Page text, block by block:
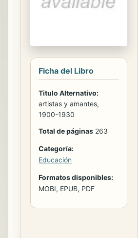
Ficha del Libro
Titulo Alternativo:
artistas y amantes,
1900-1930
Total de páginas 263
Categoría:
Educación
Formatos disponibles:
MOBI, EPUB, PDF